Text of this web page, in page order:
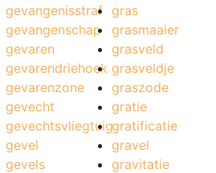
gevangenisstraf
gevangenschap
gevaren
gevarendriehoek
gevarenzone
gevecht
gevechtsvliegtuig
gevel
gevels
gras
grasmaaier
grasveld
grasveldje
graszode
gratie
gratificatie
gravel
gravitatie